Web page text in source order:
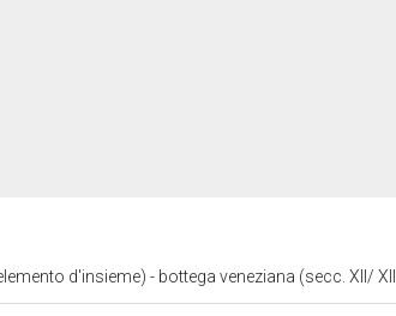
d'insieme) - bottega veneziana (secc. XII/